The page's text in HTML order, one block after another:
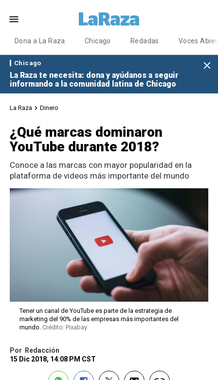
Dona a La Raza Chicago Redadas Voces
Chicago
La Raza te necesita: dona y ayúdanos a seguir
informando a la comunidad latina de Chicago
La Raza Dinero
¿Qué marcas dominaron
YouTube durante 2018?
Conoce a las marcas con mayor popularidad en la
plataforma de videos más importante del mundo
Tener un canal de YouTube es parte de la estrategia de
marketing del 90% de las empresas más importantes del
mundo. Crédito: Pixabay
Por
Redacción
15 Dic 2018, 14:08 PM CST